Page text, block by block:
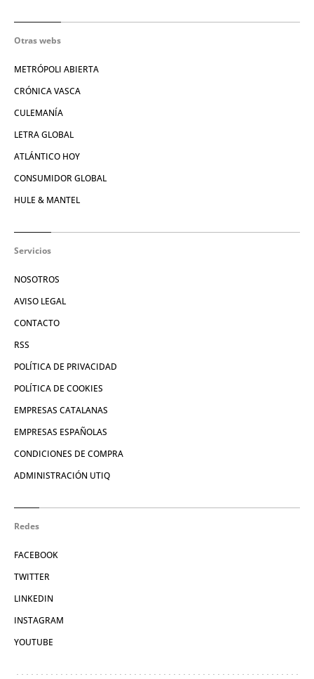
Otras webs
METRÓPOLI ABIERTA
CRÓNICA VASCA
CULEMANÍA
LETRA GLOBAL
ATLÁNTICO HOY
CONSUMIDOR GLOBAL
HULE & MANTEL
Servicios
NOSOTROS
AVISO LEGAL
CONTACTO
RSS
POLÍTICA DE PRIVACIDAD
POLÍTICA DE COOKIES
EMPRESAS CATALANAS
EMPRESAS ESPAÑOLAS
CONDICIONES DE COMPRA
ADMINISTRACIÓN UTIQ
Redes
FACEBOOK
TWITTER
LINKEDIN
INSTAGRAM
YOUTUBE